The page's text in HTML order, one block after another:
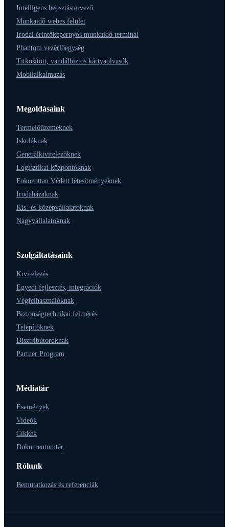
Intelligens beosztástervező
Munkaidő webes felület
Irodai érintőképernyős munkaidő terminál
Phantom vezérlőegység
Titkosított, vandálbiztos kártyaolvasók
Mobilalkalmazás
Megoldásaink
Termelőüzemeknek
Iskoláknak
Generálkivitelezőknek
Logisztikai központoknak
Fokozottan Védett létesítményeknek
Irodaházaknak
Kis- és középvállalatoknak
Nagyvállalatoknak
Szolgáltatásaink
Kivitelezés
Egyedi fejlesztés, integrációk
Végfelhasználóknak
Biztonságtechnikai felmérés
Telepítőknek
Disztribútoroknak
Partner Program
Médiatár
Események
Videók
Cikkek
Dokumentumtár
Rólunk
Bemutatkozás és referenciák